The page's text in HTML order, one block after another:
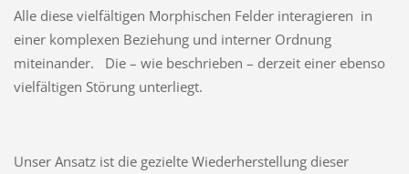
Alle diese vielfältigen Morphischen Felder interagieren in
einer komplexen Beziehung und interner Ordnung
miteinander. Die – wie beschrieben – derzeit einer ebenso
vielfältigen Störung unterliegt.
Unser Ansatz ist die gezielte Wiederherstellung dieser